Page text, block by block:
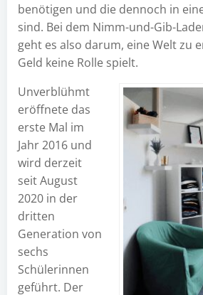
benötigen und die dennoch in
sind. Bei dem Nimm-und-Gib-
geht es also darum, eine Welt zu
Geld keine Rolle spielt.
Unverblühmt
eröffnete das
erste Mal im
Jahr 2016 und
wird derzeit
seit August
2020 in der
dritten
Generation von
sechs
Schülerinnen
geführt. Der